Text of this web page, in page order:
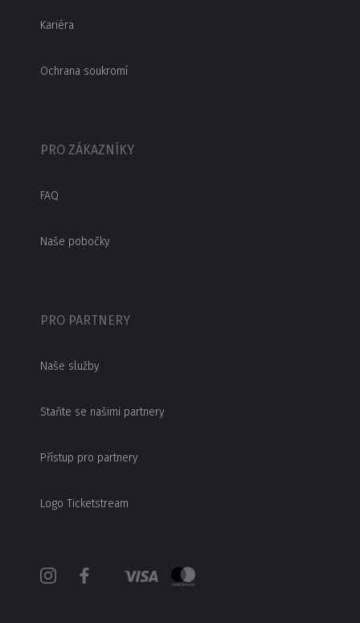
Kariéra
Ochrana soukromí
PRO ZÁKAZNÍKY
FAQ
Naše pobočky
PRO PARTNERY
Naše služby
Staňte se našimi partnery
Přístup pro partnery
Logo Ticketstream